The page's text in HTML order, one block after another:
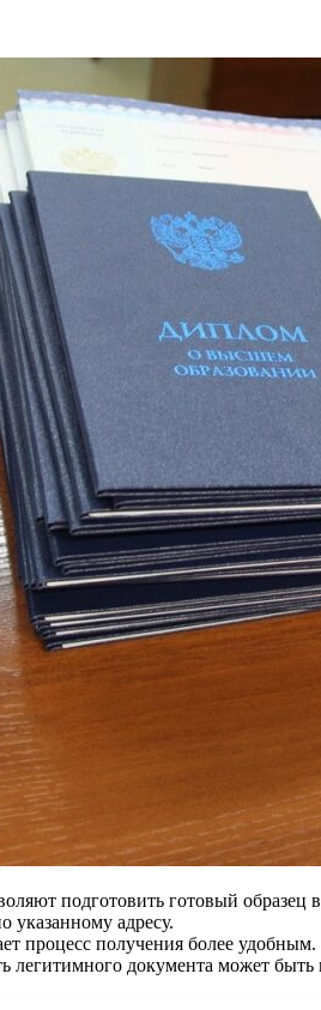
подготовить готовый образец
адресу.
процесс получения более удобным.
документа может быть